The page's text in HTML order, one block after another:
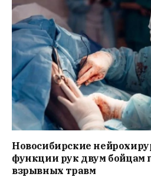
Новосибирские
функции рук двум бойцам
взрывных травм